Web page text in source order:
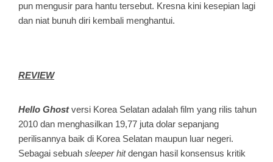
pun mengusir para hantu tersebut. Kresna kini kesepian lagi
dan niat bunuh diri kembali menghantui.
REVIEW
Hello Ghostversi Korea Selatan adalah film yang rilis tahun
2010 dan menghasilkan 19,77 juta dolar sepanjang
perilisannya baik di Korea Selatan maupun luar negeri.
Sebagai sebuah sleeper hitdengan hasil konsensus kritik